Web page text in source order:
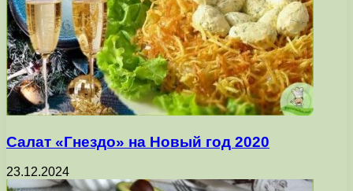
Салат «Гнездо» на Новый год 2020
23.12.2024